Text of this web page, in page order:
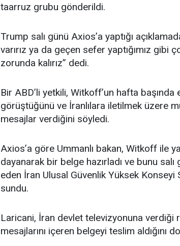
taarruz grubu gönderildi.
Trump salı günü Axios’a yaptığı
varırız ya da geçen sefer yaptığımız gibi
zorunda kalırız” dedi.
Bir ABD’li yetkili, Witkoff’un hafta başında
görüştüğünü ve İranlılara iletilmek üzere
mesajlar verdiğini söyledi.
Axios’a göre Ummanlı bakan, Witkoff ile
dayanarak bir belge hazırladı ve bunu salı
eden İran Ulusal Güvenlik Yüksek Konseyi
sundu.
Laricani, İran devlet televizyonuna verdiği
mesajlarını içeren belgeyi teslim aldığını